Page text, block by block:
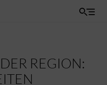
REGION: